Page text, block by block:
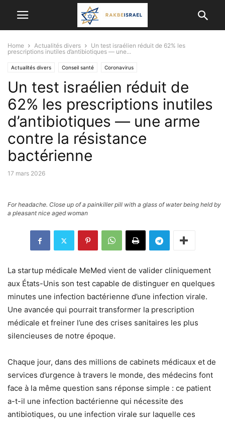
Home Actualités divers
Un test israélien réduit de 62% les
prescriptions inutiles d’antibiotiques — une...
Actualités divers Conseil santé Coronavirus
Etudes scientifiques et médicales RÉALISATIONS MÉDICALES
Un test israélien réduit de
62% les prescriptions inutiles
d’antibiotiques — une arme
contre la résistance
bactérienne
17 mars 2026
For headache. Close up of a painkiller pill with a glass of water being held by
a pleasant nice aged woman
La startup médicale MeMed vient de valider cliniquement
aux États-Unis son test capable de distinguer en quelques
minutes une infection bactérienne d’une infection virale.
Une avancée qui pourrait transformer la prescription
médicale et freiner l’une des crises sanitaires les plus
silencieuses de notre époque.
Chaque jour, dans des millions de cabinets médicaux et de
services d’urgence à travers le monde, des médecins font
face à la même question sans réponse simple : ce patient
a-t-il une infection bactérienne qui nécessite des
antibiotiques, ou une infection virale sur laquelle ces